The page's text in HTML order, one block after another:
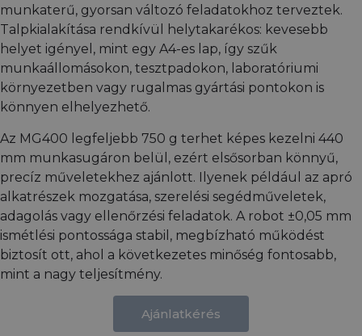
munkaterű, gyorsan változó feladatokhoz terveztek.
Talpkialakítása rendkívül helytakarékos: kevesebb
helyet igényel, mint egy A4-es lap, így szűk
munkaállomásokon, tesztpadokon, laboratóriumi
környezetben vagy rugalmas gyártási pontokon is
könnyen elhelyezhető.
Az MG400 legfeljebb 750 g terhet képes kezelni 440
mm munkasugáron belül, ezért elsősorban könnyű,
precíz műveletekhez ajánlott. Ilyenek például az apró
alkatrészek mozgatása, szerelési segédműveletek,
adagolás vagy ellenőrzési feladatok. A robot ±0,05 mm
ismétlési pontossága stabil, megbízható működést
biztosít ott, ahol a következetes minőség fontosabb,
mint a nagy teljesítmény.
Ajánlatkérés